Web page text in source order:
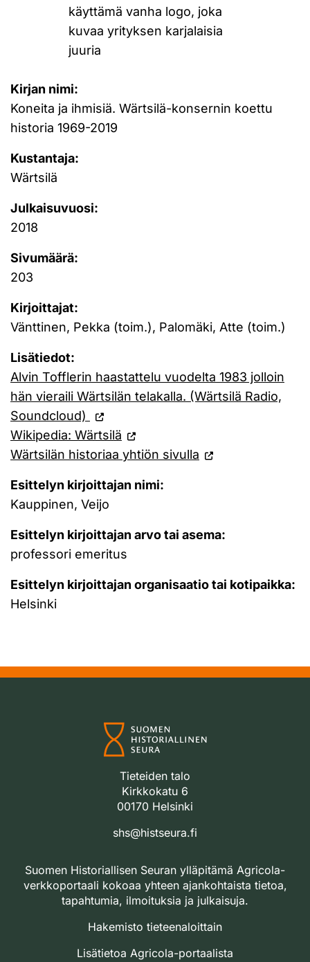
käyttämä vanha logo, joka
kuvaa yrityksen karjalaisia
juuria
Kirjan nimi:
Koneita ja ihmisiä. Wärtsilä-konsernin koettu
historia 1969-2019
Kustantaja:
Wärtsilä
Julkaisuvuosi:
2018
Sivumäärä:
203
Kirjoittajat:
Vänttinen, Pekka (toim.), Palomäki, Atte (toim.)
Lisätiedot:
Alvin Tofflerin haastattelu vuodelta 1983 jolloin
hän vieraili Wärtsilän telakalla. (Wärtsilä Radio,
Soundcloud)
Wikipedia: Wärtsilä
Wärtsilän historiaa yhtiön sivulla
Esittelyn kirjoittajan nimi:
Kauppinen, Veijo
Esittelyn kirjoittajan arvo tai asema:
professori emeritus
Esittelyn kirjoittajan organisaatio tai kotipaikka:
Helsinki
Tieteiden talo
Kirkkokatu 6
00170 Helsinki
shs@histseura.fi
Suomen Historiallisen Seuran ylläpitämä Agricola-
verkkoportaali kokoaa yhteen ajankohtaista tietoa,
tapahtumia, ilmoituksia ja julkaisuja.
Hakemisto tieteenaloittain
Lisätietoa Agricola-portaalista